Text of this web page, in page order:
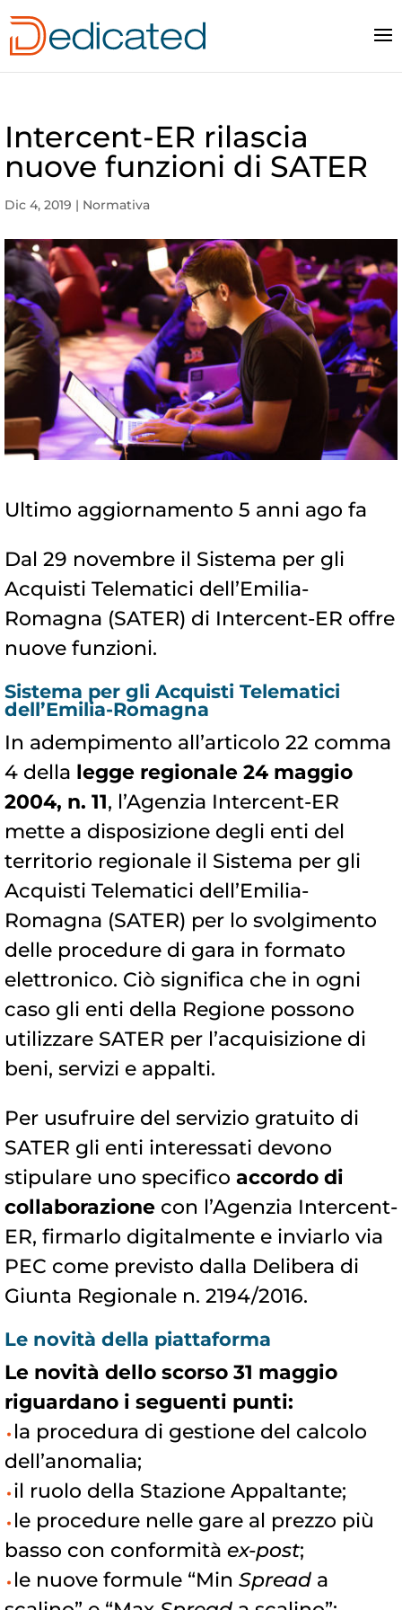
Intercent-ER rilascia
nuove funzioni di SATER
Dic 4, 2019 | Normativa
Ultimo aggiornamento 5 anni ago fa
Dal 29 novembre il Sistema per gli
Acquisti Telematici dell’Emilia-
Romagna (SATER) di Intercent-ER offre
nuove funzioni.
Sistema per gli Acquisti Telematici
dell’Emilia-Romagna
In adempimento all’articolo 22 comma
4 della legge regionale 24 maggio
2004, n. 11, l’Agenzia Intercent-ER
mette a disposizione degli enti del
territorio regionale il Sistema per gli
Acquisti Telematici dell’Emilia-
Romagna (SATER) per lo svolgimento
delle procedure di gara in formato
elettronico. Ciò significa che in ogni
caso gli enti della Regione possono
utilizzare SATER per l’acquisizione di
beni, servizi e appalti.
Per usufruire del servizio gratuito di
SATER gli enti interessati devono
stipulare uno specifico accordo di
collaborazione con l’Agenzia Intercent-
ER, firmarlo digitalmente e inviarlo via
PEC come previsto dalla Delibera di
Giunta Regionale n. 2194/2016.
Le novità della piattaforma
Le novità dello scorso 31 maggio
riguardano i seguenti punti:
la procedura di gestione del calcolo
dell’anomalia;
il ruolo della Stazione Appaltante;
le procedure nelle gare al prezzo più
basso con conformità ex-post;
le nuove formule “Min Spread a